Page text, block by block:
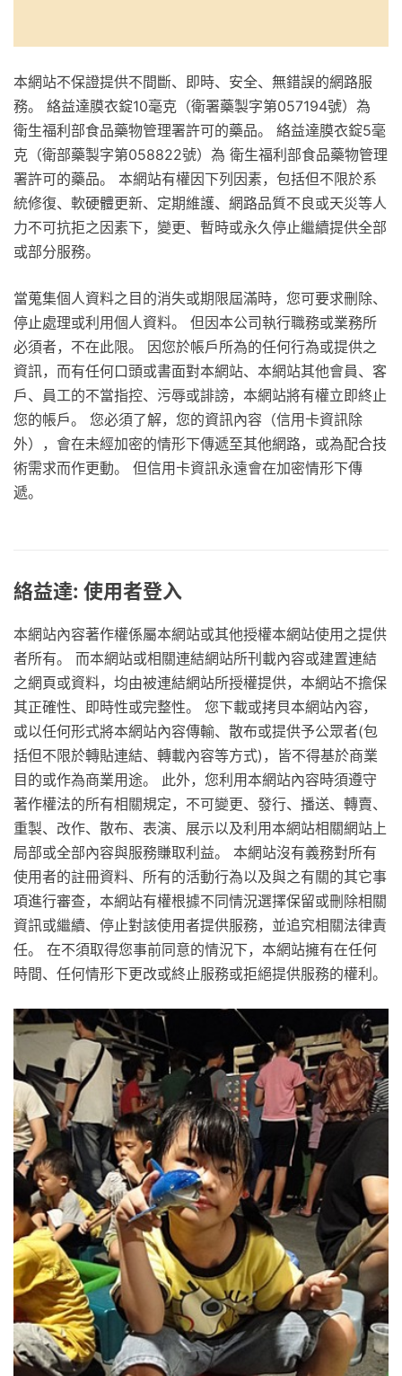
本網站不保證提供不間斷、即時、安全、無錯誤的網路服
務。 絡益達膜衣錠10毫克（衛署藥製字第057194號）為
衛生福利部食品藥物管理署許可的藥品。 絡益達膜衣錠5毫
克（衛部藥製字第058822號）為 衛生福利部食品藥物管理
署許可的藥品。 本網站有權因下列因素，包括但不限於系
統修復、軟硬體更新、定期維護、網路品質不良或天災等人
力不可抗拒之因素下，變更、暫時或永久停止繼續提供全部
或部分服務。
當蒐集個人資料之目的消失或期限屆滿時，您可要求刪除、
停止處理或利用個人資料。 但因本公司執行職務或業務所
必須者，不在此限。 因您於帳戶所為的任何行為或提供之
資訊，而有任何口頭或書面對本網站、本網站其他會員、客
戶、員工的不當指控、污辱或誹謗，本網站將有權立即終止
您的帳戶。 您必須了解，您的資訊內容（信用卡資訊除
外），會在未經加密的情形下傳遞至其他網路，或為配合技
術需求而作更動。 但信用卡資訊永遠會在加密情形下傳
遞。
絡益達: 使用者登入
本網站內容著作權係屬本網站或其他授權本網站使用之提供
者所有。 而本網站或相關連結網站所刊載內容或建置連結
之網頁或資料，均由被連結網站所授權提供，本網站不擔保
其正確性、即時性或完整性。 您下載或拷貝本網站內容，
或以任何形式將本網站內容傳輸、散布或提供予公眾者(包
括但不限於轉貼連結、轉載內容等方式)，皆不得基於商業
目的或作為商業用途。 此外，您利用本網站內容時須遵守
著作權法的所有相關規定，不可變更、發行、播送、轉賣、
重製、改作、散布、表演、展示以及利用本網站相關網站上
局部或全部內容與服務賺取利益。 本網站沒有義務對所有
使用者的註冊資料、所有的活動行為以及與之有關的其它事
項進行審查，本網站有權根據不同情況選擇保留或刪除相關
資訊或繼續、停止對該使用者提供服務，並追究相關法律責
任。 在不須取得您事前同意的情況下，本網站擁有在任何
時間、任何情形下更改或終止服務或拒絕提供服務的權利。